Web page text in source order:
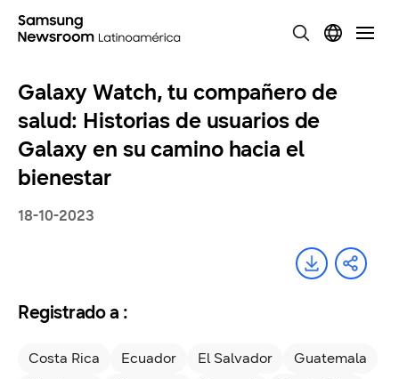
Galaxy Watch, tu compañero de
salud: Historias de usuarios de
Galaxy en su camino hacia el
bienestar
18-10-2023
Registrado a :
Costa Rica Ecuador El Salvador
Guatemala